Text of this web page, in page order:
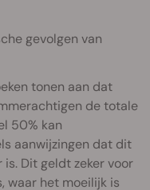
gevolgen van
tonen aan dat
de totale
50% kan
aanwijzingen dat dit
Dit geldt zeker voor
waar het moeilijk is